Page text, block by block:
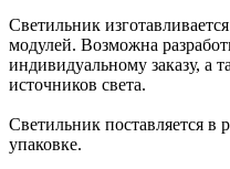
Светильник
модулей. Возможна
индивидуальному заказу, а
источников света.
Светильник поставляется в
упаковке.